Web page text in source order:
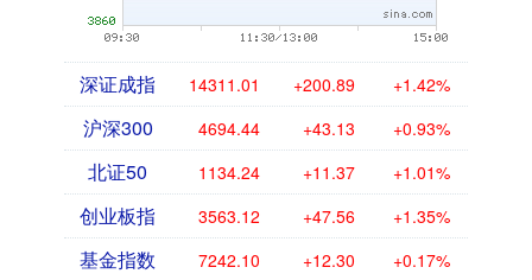
深证成指 14311.01 +200.89 +1.42%
沪深300 4694.44 +43.13 +0.93%
北证50 1134.24 +11.37 +1.01%
创业板指 3563.12 +47.56 +1.35%
基金指数 7242.10 +12.30 +0.17%